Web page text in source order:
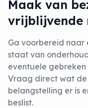
Maak van
vrijblijvende
Ga voorbereid naar
staat van
eventuele gebreken
Vraag direct wat de
belangstelling er is
beslist.